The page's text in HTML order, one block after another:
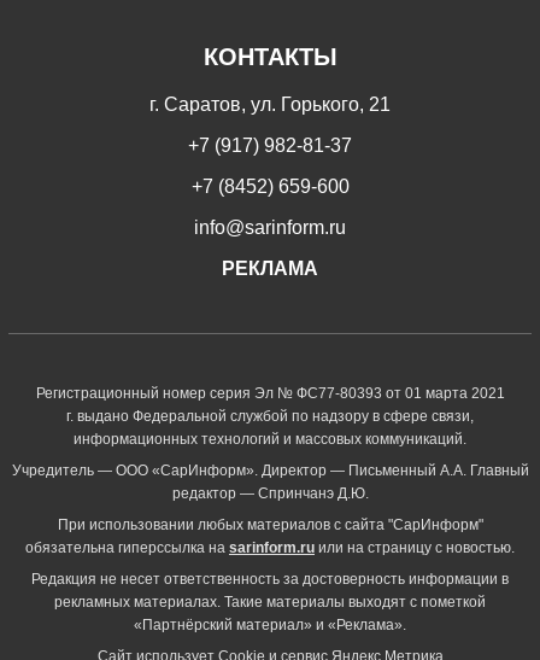
КОНТАКТЫ
г. Саратов, ул. Горького, 21
+7 (917) 982-81-37
+7 (8452) 659-600
info@sarinform.ru
РЕКЛАМА
Регистрационный номер серия Эл № ФС77-80393 от 01 марта 2021
г. выдано Федеральной службой по надзору в сфере связи,
информационных технологий и массовых коммуникаций.
Учредитель — ООО «СарИнформ». Директор — Письменный А.А. Главный
редактор — Спринчанэ Д.Ю.
При использовании любых материалов с сайта "СарИнформ"
обязательна гиперссылка на sarinform.ru или на страницу с новостью.
Редакция не несет ответственность за достоверность информации в
рекламных материалах. Такие материалы выходят с пометкой
«Партнёрский материал» и «Реклама».
Сайт использует Cookie и сервиc Яндекс.Метрика